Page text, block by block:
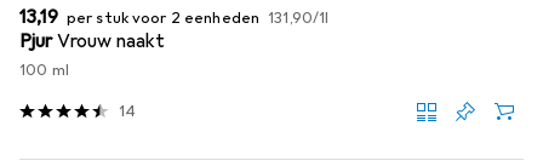
EUR
13,19 per stuk voor 2 eenheden EUR
131,90/1l
PjurVrouw naakt
100 ml
14